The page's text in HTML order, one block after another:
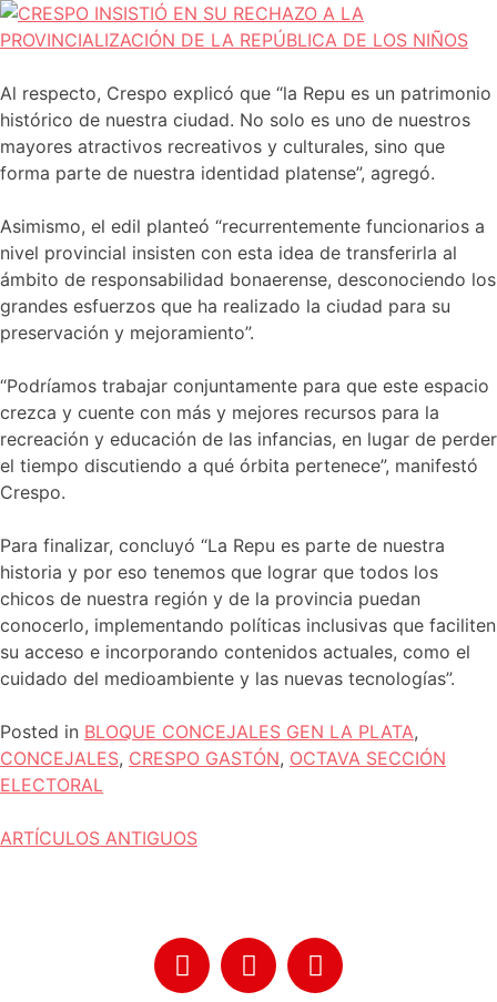
Al respecto, Crespo explicó que “la Repu es un patrimonio
histórico de nuestra ciudad. No solo es uno de nuestros
mayores atractivos recreativos y culturales, sino que
forma parte de nuestra identidad platense”, agregó.
Asimismo, el edil planteó “recurrentemente funcionarios a
nivel provincial insisten con esta idea de transferirla al
ámbito de responsabilidad bonaerense, desconociendo los
grandes esfuerzos que ha realizado la ciudad para su
preservación y mejoramiento”.
“Podríamos trabajar conjuntamente para que este espacio
crezca y cuente con más y mejores recursos para la
recreación y educación de las infancias, en lugar de perder
el tiempo discutiendo a qué órbita pertenece”, manifestó
Crespo.
Para finalizar, concluyó “La Repu es parte de nuestra
historia y por eso tenemos que lograr que todos los
chicos de nuestra región y de la provincia puedan
conocerlo, implementando políticas inclusivas que faciliten
su acceso e incorporando contenidos actuales, como el
cuidado del medioambiente y las nuevas tecnologías”.
Posted in BLOQUE CONCEJALES GEN LA PLATA,
CONCEJALES, CRESPO GASTÓN, OCTAVA SECCIÓN
ELECTORAL
ARTÍCULOS ANTIGUOS